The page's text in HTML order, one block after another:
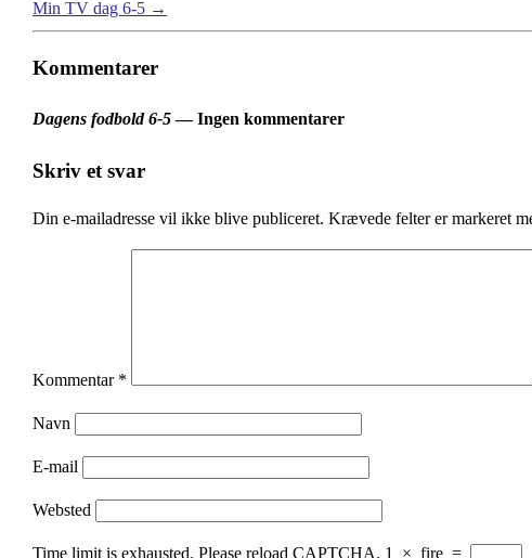
Min TV dag 6-5 →
Kommentarer
Dagens fodbold 6-5— Ingen kommentarer
Skriv et svar
Din e-mailadresse vil ikke blive publiceret. Krævede felter er markeret
Kommentar *
Navn
E-mail
Websted
Time limit is exhausted. Please reload CAPTCHA. 1 × fire =